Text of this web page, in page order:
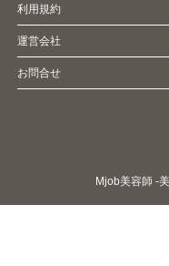
利用規約
運営会社
お問合せ
Mjob美容師 -